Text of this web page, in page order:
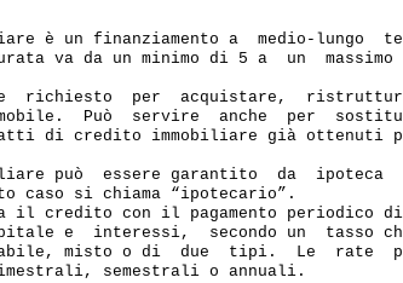
è un finanziamento a  medio-lungo
va da un minimo di 5 a  un
richiesto  per  acquistare,
Può  servire  anche  per
di credito immobiliare già ottenuti
può  essere garantito  da  ipoteca
caso si chiama “ipotecario”.
il credito con il pagamento periodico
e  interessi,  secondo un  tasso
misto o di  due  tipi.  Le  rate
semestrali o annuali.